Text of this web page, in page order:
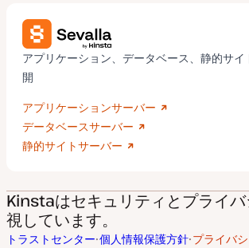
アプリケーション、データベース、静的サ
開
アプリケーションサーバー
データベースサーバー
静的サイトサーバー
Kinstaはセキュリティとプライ
視しています。
トラストセンター 個人情報保護方針 プライバ